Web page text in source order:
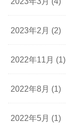
2023年2月 (2)
2022年11月 (1)
2022年8月 (1)
2022年5月 (1)